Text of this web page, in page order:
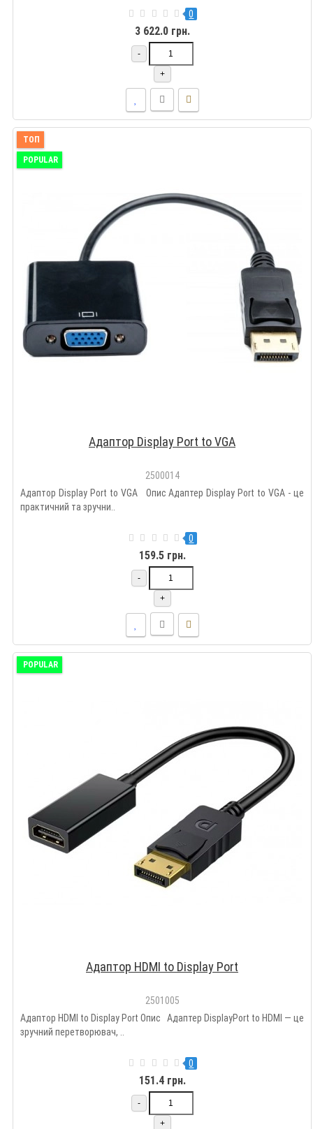
0
3 622.0 грн.
-
+
ТОП
POPULAR
Адаптор Display Port to VGA
2500014
Адаптор Display Port to VGA Опис Адаптер Display Port to VGA - це
практичний та зручни..
0
159.5 грн.
-
+
POPULAR
Адаптор HDMI to Display Port
2501005
Адаптор HDMI to Display Port Опис Адаптер DisplayPort to HDMI — це
зручний перетворювач, ..
0
151.4 грн.
-
+